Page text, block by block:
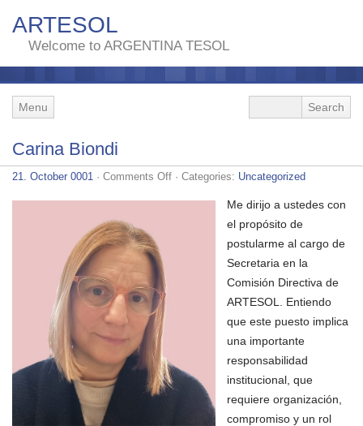
ARTESOL
Welcome to ARGENTINA TESOL
Menu
Carina Biondi
21. October 0001 · Comments Offon
Biondi
· Categories: Uncategorized
Me dirijo a ustedes con
el propósito de
postularme al cargo de
Secretaria en la
Comisión Directiva de
ARTESOL. Entiendo
que este puesto implica
una importante
responsabilidad
institucional, que
requiere organización,
compromiso y un rol